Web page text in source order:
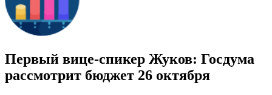
Первый вице-спикер Жуков: Госдума
рассмотрит бюджет 26 октября